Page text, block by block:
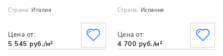
Страна: Италия
Цена от:
5 545 руб./м²
Страна: Испания
Цена от:
4 700 руб./м²